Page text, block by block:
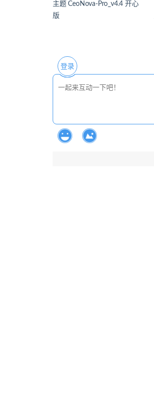
主题 CeoNova-Pro_v4.4 开心
版
登录